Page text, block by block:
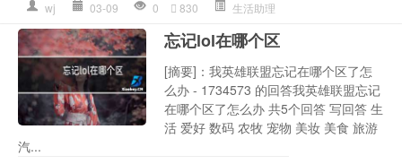
wj 03-09 0 830 生活助理
忘记lol在哪个区
[摘要]：我英雄联盟忘记在哪个区了怎
么办 - 1734573 的回答我英雄联盟忘记
在哪个区了怎么办 共5个回答 写回答 生
活 爱好 数码 农牧 宠物 美妆 美食 旅游
汽...